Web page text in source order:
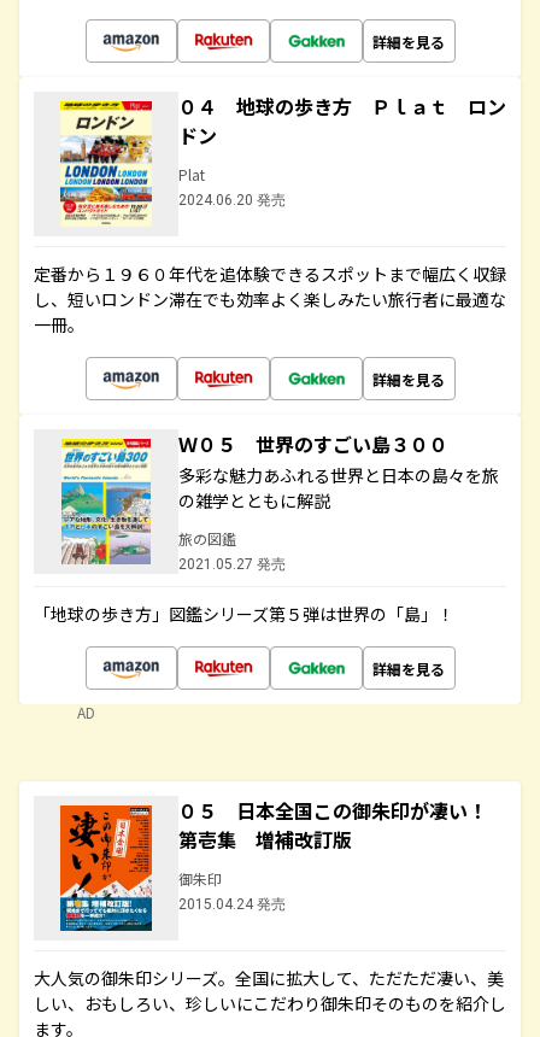
詳細を見る
０４ 地球の歩き方 Ｐｌａｔ ロン
ドン
Plat
2024.06.20 発売
定番から１９６０年代を追体験できるスポットまで幅広く収録
し、短いロンドン滞在でも効率よく楽しみたい旅行者に最適な
一冊。
詳細を見る
Ｗ０５ 世界のすごい島３００
多彩な魅力あふれる世界と日本の島々を旅
の雑学とともに解説
旅の図鑑
2021.05.27 発売
「地球の歩き方」図鑑シリーズ第５弾は世界の「島」！
詳細を見る
AD
０５ 日本全国この御朱印が凄い！
第壱集 増補改訂版
御朱印
2015.04.24 発売
大人気の御朱印シリーズ。全国に拡大して、ただただ凄い、美
しい、おもしろい、珍しいにこだわり御朱印そのものを紹介し
ます。